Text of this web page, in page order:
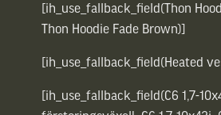
[ih_use_fallback_field(Thon
Thon Hoodie Fade Brown)]
[ih_use_fallback_field(Heated
[ih_use_fallback_field(C6 1,7-